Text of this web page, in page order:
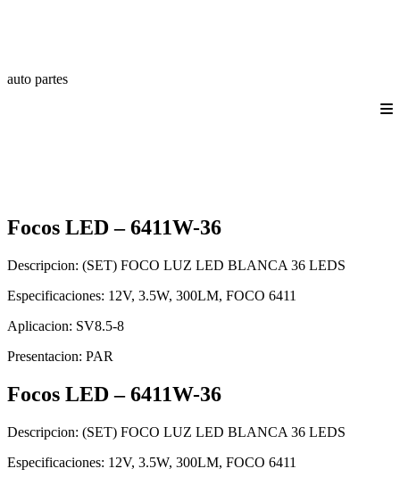
auto partes
Focos LED – 6411W-36
Descripcion: (SET) FOCO LUZ LED BLANCA 36 LEDS
Especificaciones: 12V, 3.5W, 300LM, FOCO 6411
Aplicacion: SV8.5-8
Presentacion: PAR
Focos LED – 6411W-36
Descripcion: (SET) FOCO LUZ LED BLANCA 36 LEDS
Especificaciones: 12V, 3.5W, 300LM, FOCO 6411